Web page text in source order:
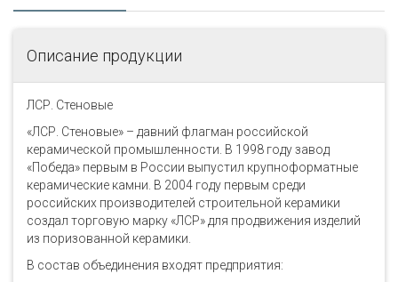
Описание продукции
ЛСР. Стеновые
«ЛСР. Стеновые» – давний флагман российской
керамической промышленности. В 1998 году завод
«Победа» первым в России выпустил крупноформатные
керамические камни. В 2004 году первым среди
российских производителей строительной керамики
создал торговую марку «ЛСР» для продвижения изделий
из поризованной керамики.
В состав объединения входят предприятия: